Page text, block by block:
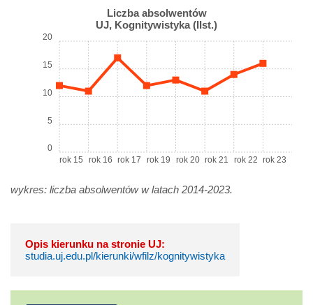
Liczba absolwentów
UJ, Kognitywistyka (IIst.)
rok 15 rok 16 rok 17 rok 19 rok 20 rok 21 rok 22 rok 23
0
5
10
15
20
wykres: liczba absolwentów w latach 2014-2023.
Opis kierunku na stronie UJ:
studia.uj.edu.pl/kierunki/wfilz/kognitywistyka